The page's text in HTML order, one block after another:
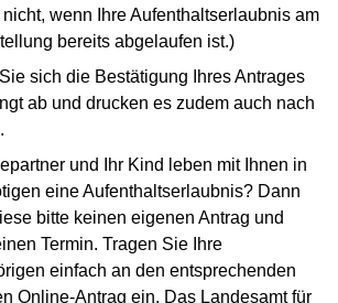
wenn Ihre Aufenthaltserlaubnis am
bereits abgelaufen ist.)
sich die Bestätigung Ihres Antrages
ab und drucken es zudem auch nach
und Ihr Kind leben mit Ihnen in
eine Aufenthaltserlaubnis? Dann
bitte keinen eigenen Antrag und
Termin. Tragen Sie Ihre
einfach an den entsprechenden
Online-Antrag ein. Das Landesamt für